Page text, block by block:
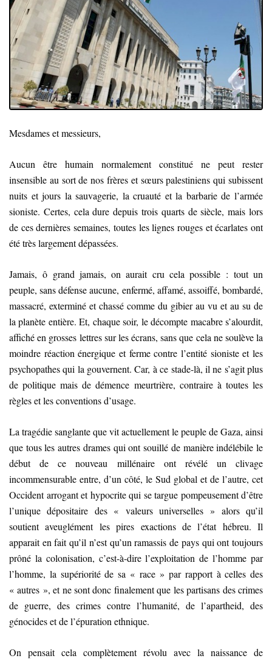
Mesdames et messieurs,
Aucun être humain normalement constitué ne peut rester
insensible au sort de nos frères et sœurs palestiniens qui subissent
nuits et jours la sauvagerie, la cruauté et la barbarie de l’armée
sioniste. Certes, cela dure depuis trois quarts de siècle, mais lors
de ces dernières semaines, toutes les lignes rouges et écarlates ont
été très largement dépassées.
Jamais, ô grand jamais, on aurait cru cela possible : tout un
peuple, sans défense aucune, enfermé, affamé, assoiffé, bombardé,
massacré, exterminé et chassé comme du gibier au vu et au su de
la planète entière. Et, chaque soir, le décompte macabre s’alourdit,
affiché en grosses lettres sur les écrans, sans que cela ne soulève la
moindre réaction énergique et ferme contre l’entité sioniste et les
psychopathes qui la gouvernent. Car, à ce stade-là, il ne s’agit plus
de politique mais de démence meurtrière, contraire à toutes les
règles et les conventions d’usage.
La tragédie sanglante que vit actuellement le peuple de Gaza, ainsi
que tous les autres drames qui ont souillé de manière indélébile le
début de ce nouveau millénaire ont révélé un clivage
incommensurable entre, d’un côté, le Sud global et de l’autre, cet
Occident arrogant et hypocrite qui se targue pompeusement d’être
l’unique dépositaire des « valeurs universelles » alors qu’il
soutient aveuglément les pires exactions de l’état hébreu. Il
apparait en fait qu’il n’est qu’un ramassis de pays qui ont toujours
prôné la colonisation, c’est-à-dire l’exploitation de l’homme par
l’homme, la supériorité de sa « race » par rapport à celles des
« autres », et ne sont donc finalement que les partisans des crimes
de guerre, des crimes contre l’humanité, de l’apartheid, des
génocides et de l’épuration ethnique.
On pensait cela complètement révolu avec la naissance de